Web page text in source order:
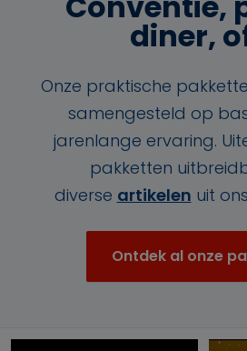
diner,
Onze praktische
samengesteld op
jarenlange ervaring.
pakketten
diverse artikelen uit
Ontdek al onze